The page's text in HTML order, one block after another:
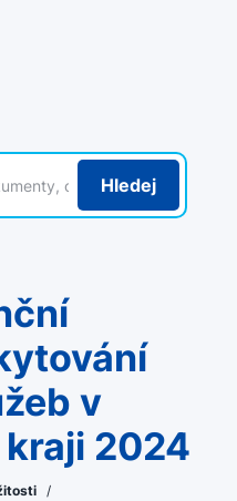
Hledej
v
2024
/